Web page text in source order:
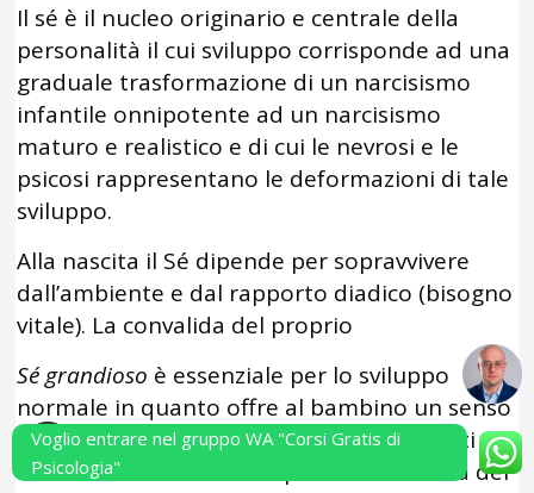
Il sé è il nucleo originario e centrale della
personalità il cui sviluppo corrisponde ad una
graduale trasformazione di un narcisismo
infantile onnipotente ad un narcisismo
maturo e realistico e di cui le nevrosi e le
psicosi rappresentano le deformazioni di tale
sviluppo.
Alla nascita il Sé dipende per sopravvivere
dall’ambiente e dal rapporto diadico (bisogno
vitale). La convalida del proprio
Sé grandioso è essenziale per lo sviluppo
normale in quanto offre al bambino un senso
di valore di sé,il rapporto empatico infatti
assicura da un lato la sopravvivenza fisica del
Voglio entrare nel gruppo WA "Corsi Gratis di
Psicologia"